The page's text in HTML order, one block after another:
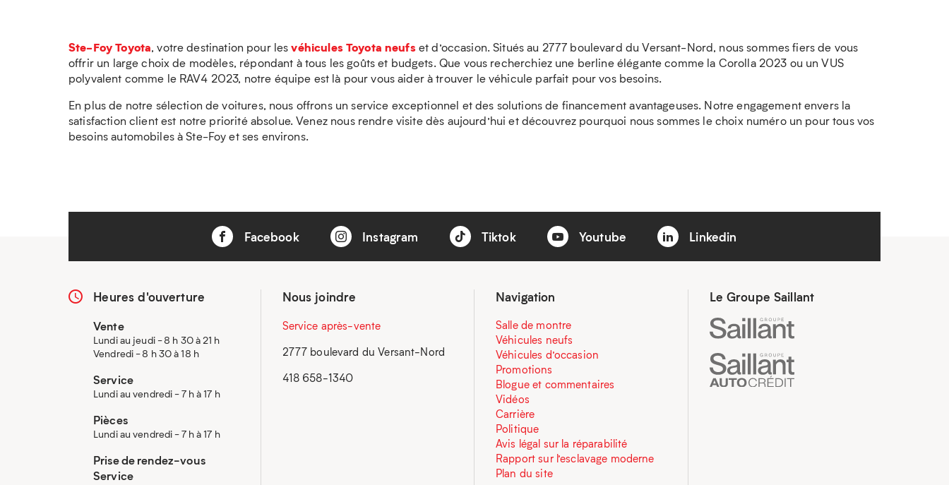
Ste-Foy Toyota, votre destination pour lesvéhicules Toyota neufset d’occasion. Situés au 2777 boulevard du Versant-Nord, nous sommes fiers de vous
offrir un large choix de modèles, répondant à tous les goûts et budgets. Que vous recherchiez une berline élégante comme la Corolla 2023 ou un VUS
polyvalent comme le RAV4 2023, notre équipe est là pour vous aider à trouver le véhicule parfait pour vos besoins.
En plus de notre sélection de voitures, nous offrons un service exceptionnel et des solutions de financement avantageuses. Notre engagement envers la
satisfaction client est notre priorité absolue. Venez nous rendre visite dès aujourd’hui et découvrez pourquoi nous sommes le choix numéro un pour tous vos
besoins automobiles à Ste-Foy et ses environs.
Facebook Instagram Tiktok Youtube Linkedin
Heures d'ouverture
Vente
Lundi au jeudi - 8 h 30 à 21 h
Vendredi - 8 h 30 à 18 h
Service
Lundi au vendredi - 7 h à 17 h
Pièces
Lundi au vendredi - 7 h à 17 h
Prise de rendez-vous
Service
Nous joindre
Service après-vente
2777 boulevard du Versant-Nord
418 658-1340
Navigation
Salle de montre
Véhicules neufs
Véhicules d’occasion
Promotions
Blogue et commentaires
Vidéos
Carrière
Politique
Avis légal sur la réparabilité
Rapport sur l’esclavage moderne
Plan du site
Le Groupe Saillant